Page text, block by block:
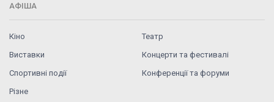
АФІША
Кіно
Театр
Виставки
Концерти та фестивалі
Спортивні події
Конференції та форуми
Різне